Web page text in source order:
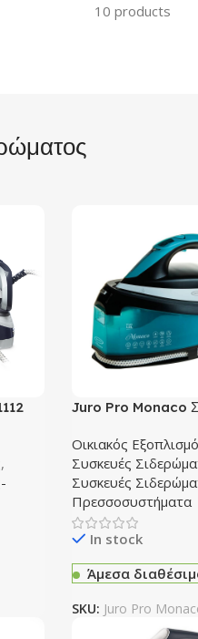
10 products
,
Juro Pro Monaco
Οικιακός
Συσκευές
Συσκευές
Πρεσσοσυστήματα
In stock
Άμεσα
SKU: Juro Pro